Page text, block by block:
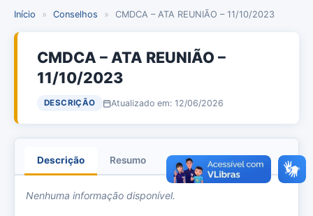
Início » Conselhos » CMDCA – ATA REUNIÃO – 11/10/2023
CMDCA – ATA REUNIÃO –
11/10/2023
DESCRIÇÃO Atualizado em: 12/06/2026
Descrição Resumo Anexos
Nenhuma informação disponível.